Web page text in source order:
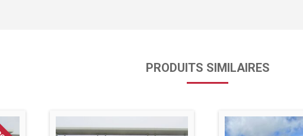
PRODUITS SIMILAIRES